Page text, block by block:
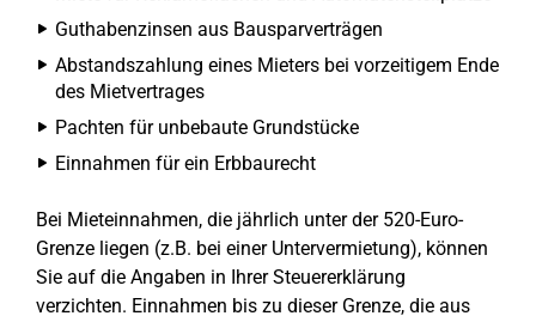
Guthabenzinsen aus Bausparverträgen
Abstandszahlung eines Mieters bei vorzeitigem Ende
des Mietvertrages
Pachten für unbebaute Grundstücke
Einnahmen für ein Erbbaurecht
Bei Mieteinnahmen, die jährlich unter der 520-Euro-
Grenze liegen (z.B. bei einer Untervermietung), können
Sie auf die Angaben in Ihrer Steuererklärung
verzichten. Einnahmen bis zu dieser Grenze, die aus